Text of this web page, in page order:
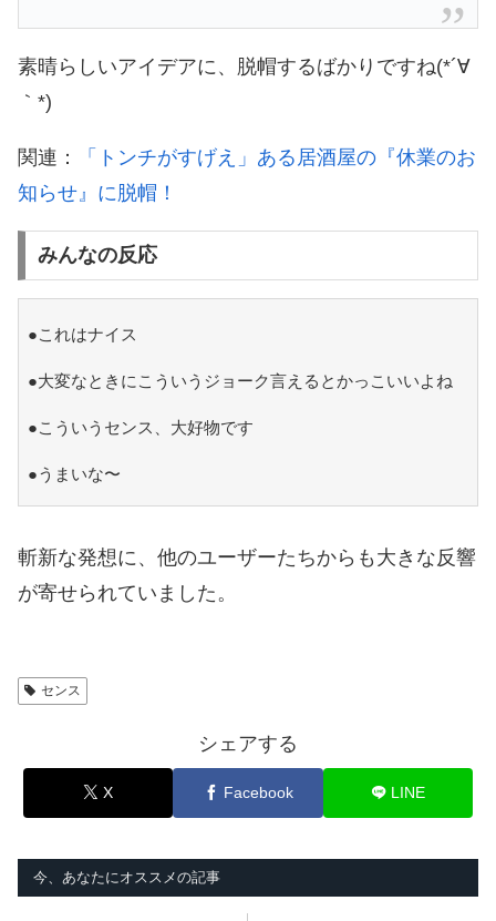
素晴らしいアイデアに、脱帽するばかりですね(*´∀
｀*)
関連：
「トンチがすげえ」ある居酒屋の『休業のお
知らせ』に脱帽！
みんなの反応
●これはナイス
●大変なときにこういうジョーク言えるとかっこいいよね
●こういうセンス、大好物です
●うまいな〜
斬新な発想に、他のユーザーたちからも大きな反響
が寄せられていました。
センス
シェアする
X Facebook LINE
今、あなたにオススメの記事